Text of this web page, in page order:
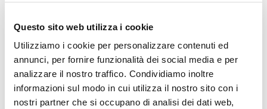
Questo sito web utilizza i cookie
Utilizziamo i cookie per personalizzare contenuti ed
annunci, per fornire funzionalità dei social media e per
analizzare il nostro traffico. Condividiamo inoltre
informazioni sul modo in cui utilizza il nostro sito con i
nostri partner che si occupano di analisi dei dati web,
concerti,ma preferisce tinte morbide ed impasti coloristici.
secondo movimento,che nelle sue cantilene orientaleggianti
giustifica il titolo “egiziano”.
Gli effetti timbrici che si ottengono nel dialogo tra
strumento solista e orchestra sono veramente efficaci e di